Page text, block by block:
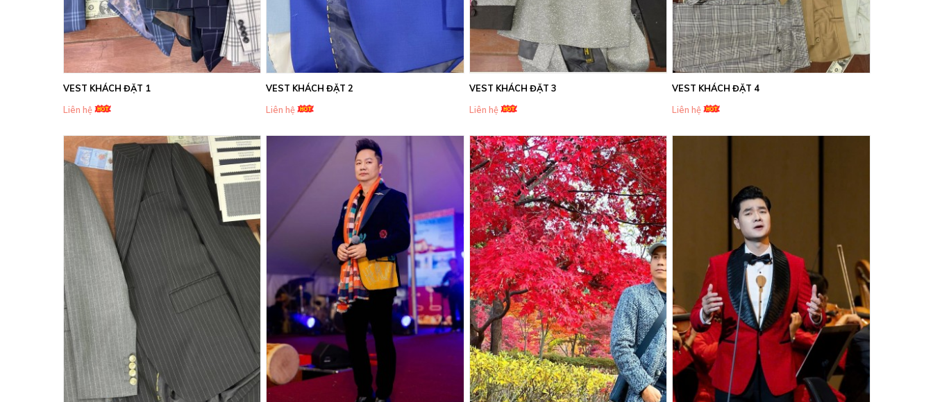
VEST KHÁCH ĐẶT 1
Liên hệ
VEST KHÁCH ĐẶT 2
Liên hệ
VEST KHÁCH ĐẶT 3
Liên hệ
VEST KHÁCH ĐẶT 4
Liên hệ